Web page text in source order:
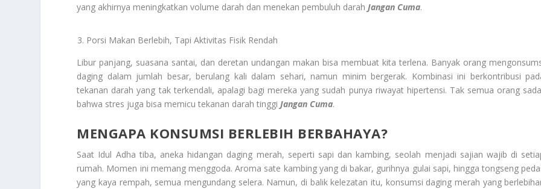
yang akhirnya meningkatkan volume darah dan menekan pembuluh darah Jangan Cuma.
Porsi Makan Berlebih, Tapi Aktivitas Fisik Rendah
Libur panjang, suasana santai, dan deretan undangan makan bisa membuat kita terlena. Banyak orang
daging dalam jumlah besar, berulang kali dalam sehari, namun minim bergerak. Kombinasi ini berkontribusi
tekanan darah yang tak terkendali, apalagi bagi mereka yang sudah punya riwayat hipertensi. Tak semua orang
bahwa stres juga bisa memicu tekanan darah tinggi Jangan Cuma.
MENGAPA KONSUMSI BERLEBIH BERBAHAYA?
Saat Idul Adha tiba, aneka hidangan daging merah, seperti sapi dan kambing, seolah menjadi sajian wajib di
rumah. Momen ini memang menggoda. Aroma sate kambing yang di bakar, gurihnya gulai sapi, hingga tongseng
yang kaya rempah, semua mengundang selera. Namun, di balik kelezatan itu, konsumsi daging merah yang